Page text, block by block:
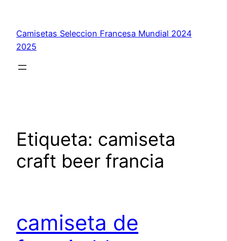
contenido
Camisetas Seleccion Francesa Mundial 2024
2025
Etiqueta: camiseta
craft beer francia
camiseta de